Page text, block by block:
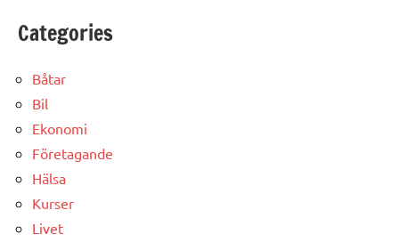
Categories
Båtar
Bil
Ekonomi
Företagande
Hälsa
Kurser
Livet